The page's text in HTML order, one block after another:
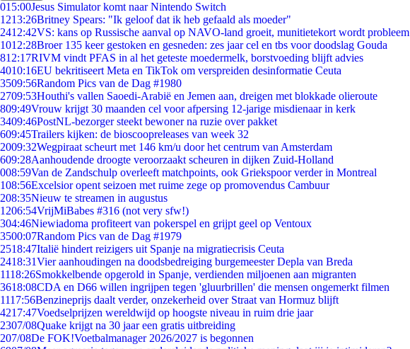
015:00Jesus Simulator komt naar Nintendo Switch
1213:26Britney Spears: "Ik geloof dat ik heb gefaald als moeder"
2412:42VS: kans op Russische aanval op NAVO-land groeit, munitietekort wordt probleem
1012:28Broer 135 keer gestoken en gesneden: zes jaar cel en tbs voor doodslag Gouda
812:17RIVM vindt PFAS in al het geteste moedermelk, borstvoeding blijft advies
4010:16EU bekritiseert Meta en TikTok om verspreiden desinformatie Ceuta
3509:56Random Pics van de Dag #1980
2709:53Houthi's vallen Saoedi-Arabië en Jemen aan, dreigen met blokkade olieroute
809:49Vrouw krijgt 30 maanden cel voor afpersing 12-jarige misdienaar in kerk
3409:46PostNL-bezorger steekt bewoner na ruzie over pakket
609:45Trailers kijken: de bioscoopreleases van week 32
2009:32Wegpiraat scheurt met 146 km/u door het centrum van Amsterdam
609:28Aanhoudende droogte veroorzaakt scheuren in dijken Zuid-Holland
008:59Van de Zandschulp overleeft matchpoints, ook Griekspoor verder in Montreal
108:56Excelsior opent seizoen met ruime zege op promovendus Cambuur
208:35Nieuw te streamen in augustus
1206:54VrijMiBabes #316 (not very sfw!)
304:46Niewiadoma profiteert van pokerspel en grijpt geel op Ventoux
3500:07Random Pics van de Dag #1979
2518:47Italië hindert reizigers uit Spanje na migratiecrisis Ceuta
2418:31Vier aanhoudingen na doodsbedreiging burgemeester Depla van Breda
1118:26Smokkelbende opgerold in Spanje, verdienden miljoenen aan migranten
3618:08CDA en D66 willen ingrijpen tegen 'gluurbrillen' die mensen ongemerkt filmen
1117:56Benzineprijs daalt verder, onzekerheid over Straat van Hormuz blijft
4217:47Voedselprijzen wereldwijd op hoogste niveau in ruim drie jaar
2307/08Quake krijgt na 30 jaar een gratis uitbreiding
207/08De FOK!Voetbalmanager 2026/2027 is begonnen